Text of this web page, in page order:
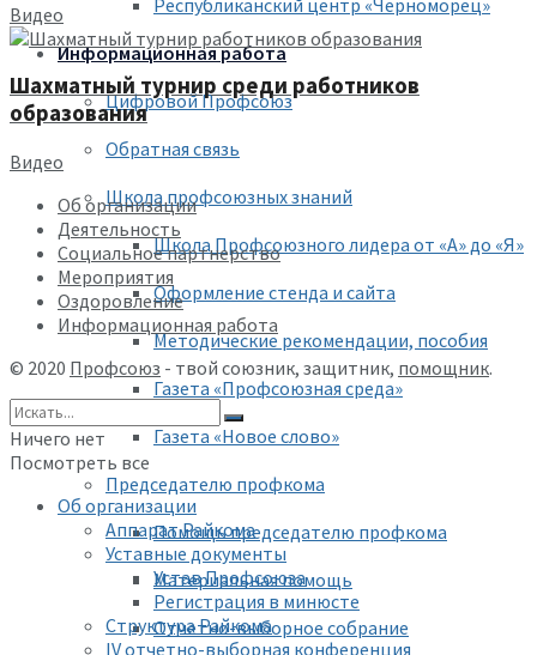
Республиканский центр «Черноморец»
Информационная работа
Цифровой Профсоюз
Обратная связь
Школа профсоюзных знаний
Школа Профсоюзного лидера от «А» до «Я»
Оформление стенда и сайта
Методические рекомендации, пособия
Газета «Профсоюзная среда»
Газета «Новое слово»
Председателю профкома
Помощь председателю профкома
Материальная помощь
Отчетно-выборное собрание
Видео
Шахматный турнир среди работников
образования
Видео
Об организации
Деятельность
Социальное партнерство
Мероприятия
Оздоровление
Информационная работа
© 2020 Профсоюз - твой союзник, защитник, помощник.
Ничего нет
Посмотреть все
Об организации
Аппарат Райкома
Уставные документы
Устав Профсоюза
Регистрация в минюсте
Структура Райкома
IV отчетно-выборная конференция